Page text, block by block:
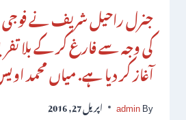
جنرل راحیل شریف نے فوجی
کی وجہ سے فارغ کر کے بلا
آغاز کر دیا ہے. میاں محمد
By
admin اپریل 27, 2016